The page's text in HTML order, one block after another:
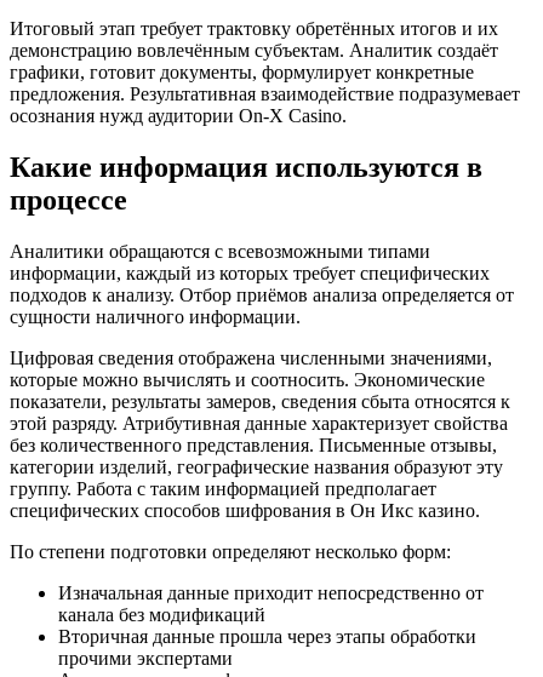
Итоговый этап требует трактовку обретённых итогов и их
демонстрацию вовлечённым субъектам. Аналитик создаёт
графики, готовит документы, формулирует конкретные
предложения. Результативная взаимодействие подразумевает
осознания нужд аудитории On-X Casino.
Какие информация используются в
процессе
Аналитики обращаются с всевозможными типами
информации, каждый из которых требует специфических
подходов к анализу. Отбор приёмов анализа определяется от
сущности наличного информации.
Цифровая сведения отображена численными значениями,
которые можно вычислять и соотносить. Экономические
показатели, результаты замеров, сведения сбыта относятся к
этой разряду. Атрибутивная данные характеризует свойства
без количественного представления. Письменные отзывы,
категории изделий, географические названия образуют эту
группу. Работа с таким информацией предполагает
специфических способов шифрования в Он Икс казино.
По степени подготовки определяют несколько форм:
Изначальная данные приходит непосредственно от
канала без модификаций
Вторичная данные прошла через этапы обработки
прочими экспертами